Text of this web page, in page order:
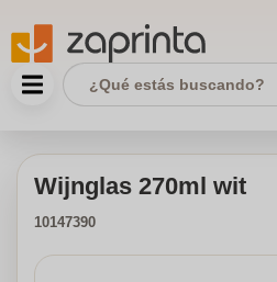
Wijnglas 270ml wit
10147390